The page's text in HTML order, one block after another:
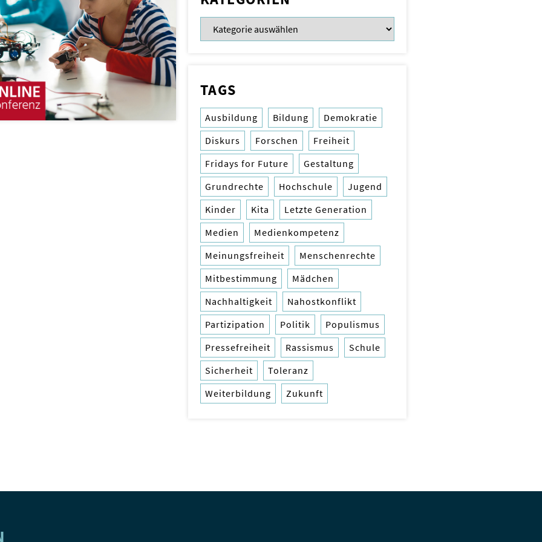
TAGS
Ausbildung Bildung
Demokratie
Diskurs
Forschen
Freiheit
Fridays for Future
Gestaltung
Grundrechte
Hochschule
Jugend
Kinder
Kita
Letzte Generation
Medien
Medienkompetenz
Meinungsfreiheit
Menschenrechte
Mitbestimmung
Mädchen
Nachhaltigkeit
Nahostkonflikt
Partizipation
Politik
Populismus
Pressefreiheit
Rassismus
Schule
Sicherheit
Toleranz
Weiterbildung
Zukunft